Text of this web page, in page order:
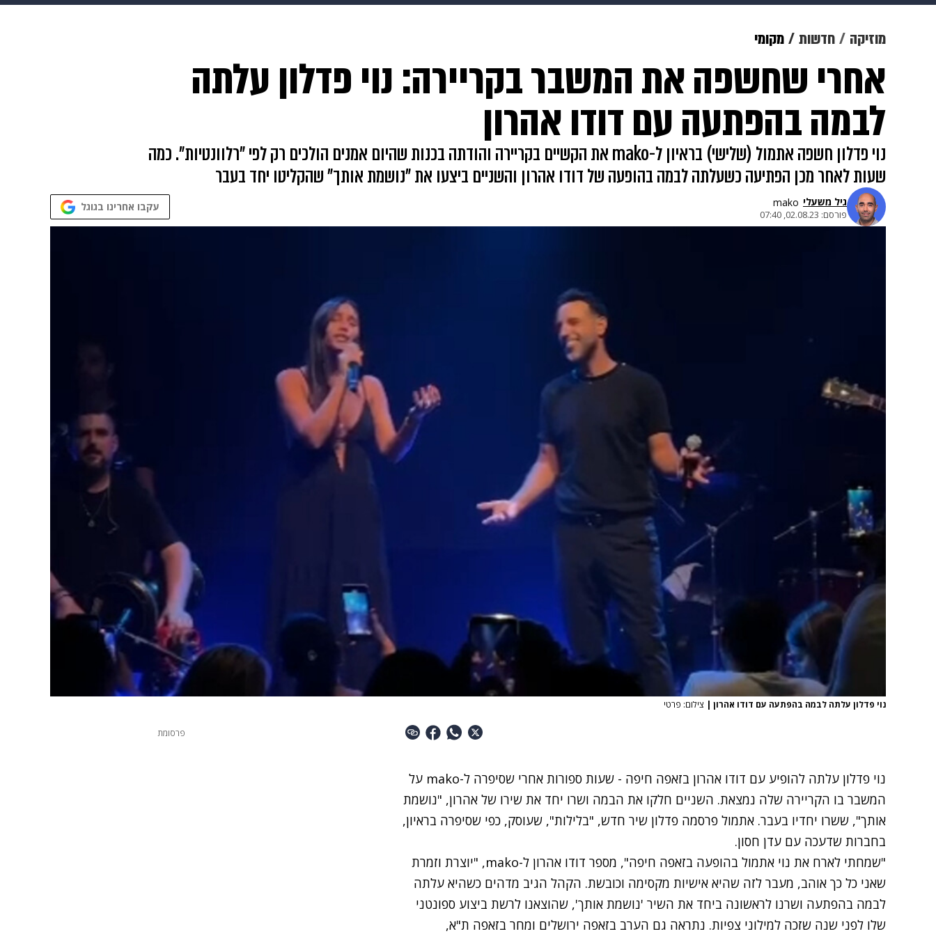
תרבות
גאווה ויוה משפט תשעה חודשים מתכונים פרויקטים מיוחדים
מוזיקה חדשות מקומי
אחרי שחשפה את המשבר בקריירה: נוי פדלון עלתה
לבמה בהפתעה עם דודו אהרון
נוי פדלון חשפה אתמול (שלישי) בראיון ל-mako את הקשיים בקריירה והודתה בכנות שהיום אמנים הולכים רק לפי "רלוונטיות". כמה
שעות לאחר מכן הפתיעה כשעלתה לבמה בהופעה של דודו אהרון והשניים ביצעו את "נושמת אותך" שהקליטו יחד בעבר
גיל משעלי mako
פורסם: 02.08.23, 07:40
עקבו אחרינו בגוגל
נוי פדלון עלתה לבמה בהפתעה עם דודו אהרון | צילום: פרטי
נוי פדלון עלתה להופיע עם דודו אהרון בזאפה חיפה - שעות ספורות אחרי שסיפרה ל-mako על
המשבר בו הקריירה שלה נמצאת. השניים חלקו את הבמה ושרו יחד את שירו של אהרון, "נושמת
אותך", ששרו יחדיו בעבר. אתמול פרסמה פדלון שיר חדש, "בלילות", שעוסק, כפי שסיפרה בראיון,
בחברות שדעכה עם עדן חסון.
"שמחתי לארח את נוי אתמול בהופעה בזאפה חיפה", מספר דודו אהרון ל-mako, "יוצרת וזמרת
שאני כל כך אוהב, מעבר לזה שהיא אישיות מקסימה וכובשת. הקהל הגיב מדהים כשהיא עלתה
לבמה בהפתעה ושרנו לראשונה ביחד את השיר 'נושמת אותך', שהוצאנו לרשת ביצוע ספונטני
שלו לפני שנה שזכה למילוני צפיות. נתראה גם הערב בזאפה ירושלים ומחר בזאפה ת"א,
פרסומת